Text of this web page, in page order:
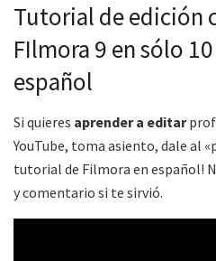
Tutorial de edición
FIlmora 9 en sólo
español
Si quieres aprender a editar
YouTube, toma asiento, dale al
tutorial de Filmora en español!
y comentario si te sirvió.